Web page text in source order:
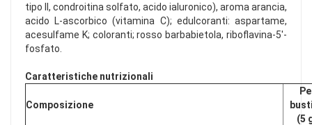
tipo II, condroitina solfato, acido ialuronico), aroma arancia,
acido L-ascorbico (vitamina C); edulcoranti: aspartame,
acesulfame K; coloranti; rosso barbabietola, riboflavina-5'-
fosfato.
Caratteristiche nutrizionali
Composizione
(5